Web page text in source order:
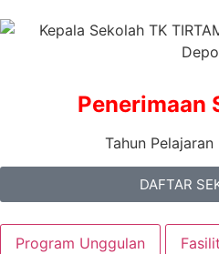
Penerimaan
Tahun
DAFTAR
Program Unggulan